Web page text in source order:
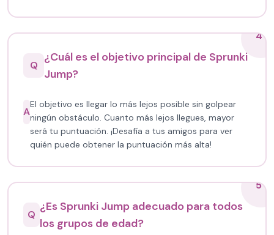
4
Q
¿Cuál es el objetivo principal de Sprunki
Jump?
A
El objetivo es llegar lo más lejos posible sin golpear
ningún obstáculo. Cuanto más lejos llegues, mayor
será tu puntuación. ¡Desafía a tus amigos para ver
quién puede obtener la puntuación más alta!
5
Q
¿Es Sprunki Jump adecuado para todos
los grupos de edad?